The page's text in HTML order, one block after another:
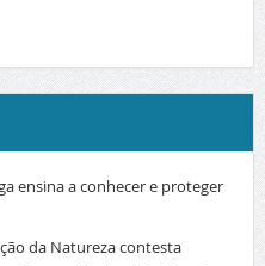
ensina a conhecer e proteger
da Natureza contesta